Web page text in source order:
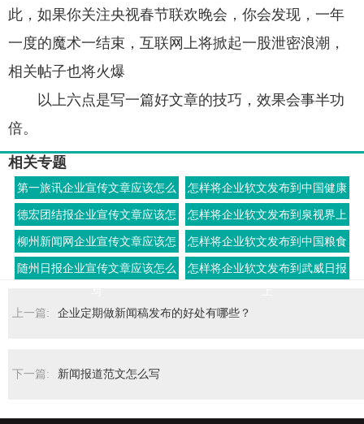
此，如果你关注央视春节联欢晚会，你会发现，一年
一度的魔术一结束，互联网上将掀起一股泄密浪潮，
相关帖子也将火爆
以上六点是写一篇好文章的技巧，效果会事半功
倍。
相关专题
第一旅讯企业宣传文章应该怎么
写
怎样将企业软文发布到中国健康
发展网上
德宏团结报企业宣传文章应该怎
么写
怎样将企业软文发布到泉视界上
柳州新闻网企业宣传文章应该怎
么写
怎样将企业软文发布到中国粮食
网上
随州日报企业宣传文章应该怎么
怎样将企业软文发布到武威日报
上一篇:
企业定期做新闻稿发布的好处有哪些？
下一篇: 新闻报道范文怎么写